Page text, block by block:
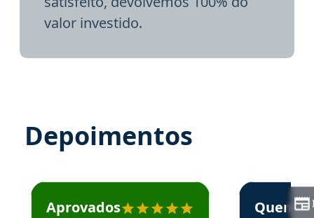
valor investido.
Depoimentos
Estudante José recomenda o Aprova Concursos em
Aprovados
Estudante
Quem